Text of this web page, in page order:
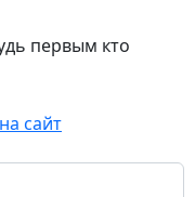
первым кто
сайт